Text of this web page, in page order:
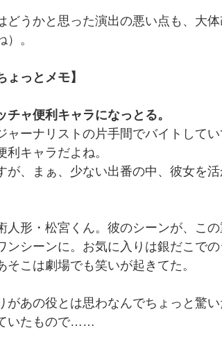
どうかと思った演出の悪い点も、大
。
ょっとメモ】
チャ便利キャラになっとる。
ャーナリストの片手間でバイトして
利キャラだよね。
が、まぁ、少ない出番の中、彼女を
形・松宮くん。彼のシーンが、こ
ンシーンに。お気に入りは銀だこで
そこは劇場でも笑いが起きてた。
あの役とは思わなんでちょっと驚
いたもので……